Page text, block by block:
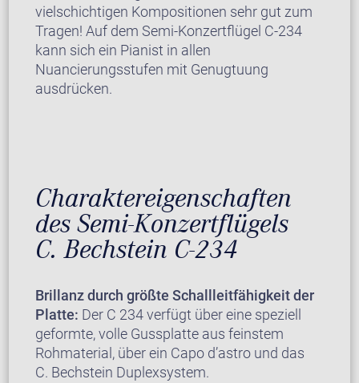
vielschichtigen Kompositionen sehr gut zum
Tragen! Auf dem Semi-Konzertflügel C-234
kann sich ein Pianist in allen
Nuancierungsstufen mit Genugtuung
ausdrücken.
Charaktereigenschaften
des Semi-Konzertflügels
C. Bechstein C-234
Brillanz durch größte Schallleitfähigkeit der
Platte: Der C 234 verfügt über eine speziell
geformte, volle Gussplatte aus feinstem
Rohmaterial, über ein Capo d’astro und das
C. Bechstein Duplexsystem.